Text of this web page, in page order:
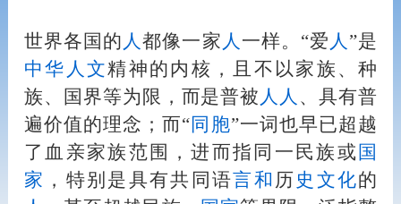
世界各国的 人都像一家 人 一样。“爱 人 ”是
中华 人 文精神的内核，且不以家族、种
族、国界等为限，而是普被 人 人 、具有普
遍价值的理念；而“ 同胞”一词也早已超越
了血亲家族范围，进而指同一民族或 国
家 ，特别是具有共同语言和 历 史 文化的